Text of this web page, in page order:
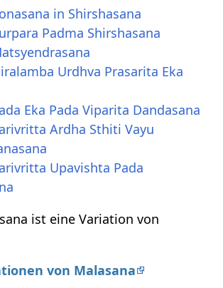
in Shirshasana
Padma Shirshasana
Urdhva Prasarita Eka
Eka Pada Viparita Dandasana
Ardha Sthiti Vayu
Upavishta Pada
ist eine Variation von
von Malasana